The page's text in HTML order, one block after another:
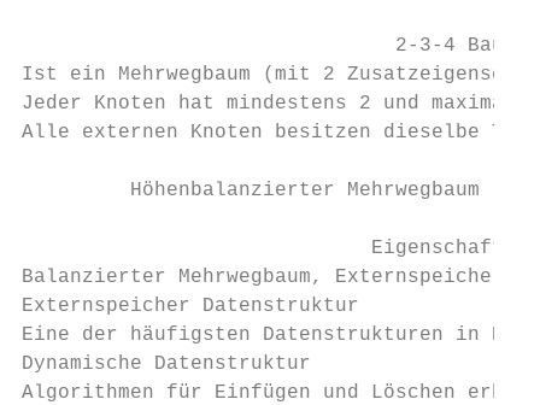
                               2-3-4 Baum
Ist ein Mehrwegbaum (mit 2
Jeder Knoten hat mindestens 2 und maximal
Alle externen Knoten besitzen dieselbe
Höhenbalanzierter Mehrwegbaum
                             Eigenschaften
Balanzierter Mehrwegbaum,
Externspeicher Datenstruktur
Eine der häufigsten Datenstrukturen in
Dynamische Datenstruktur
Algorithmen für Einfügen und Löschen